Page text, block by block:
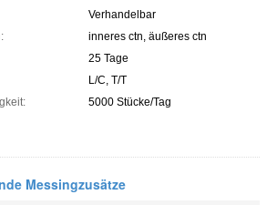
Verhandelbar
inneres ctn, äußeres ctn
25 Tage
L/C, T/T
5000 Stücke/Tag
Messingzusätze